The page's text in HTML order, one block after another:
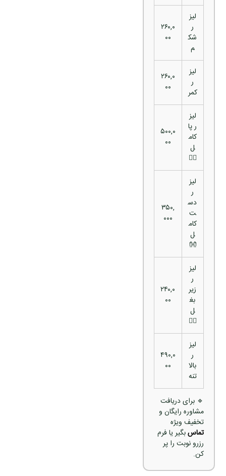
لیز
ر
شک
م
۲۶۰,۰
۰۰
لیز
ر
کمر
۲۶۰,۰
۰۰
لیز
ر پا
کام
ل
🚶‍♂️
۵۰۰,۰
۰۰
لیز
ر
دس
ت
کام
ل
👐
۳۵۰,
۰۰۰
لیز
ر
زیر
بغ
ل
🙆‍♂️
۲۴۰,۰
۰۰
لیز
ر
بالا
تنه
۴۹۰,۰
۰۰
🔹 برای دریافت
مشاوره رایگان و
تخفیف ویژه
تماسبگیر یا فرم
رزرو نوبت را پر
کن.